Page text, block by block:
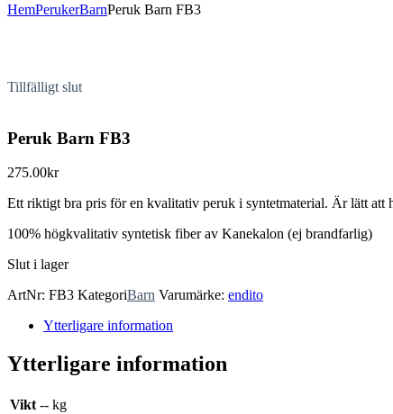
HemPerukerBarnPeruk Barn FB3
Tillfälligt slut
Peruk Barn FB3
275.00kr
Ett riktigt bra pris för en kvalitativ peruk i syntetmaterial. Är lätt att
100% högkvalitativ syntetisk fiber av Kanekalon (ej brandfarlig)
Slut i lager
ArtNr: FB3 KategoriBarn Varumärke: endito
Ytterligare information
Ytterligare information
Vikt -- kg